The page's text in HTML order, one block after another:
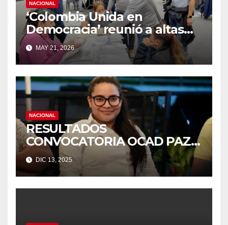
NACIONAL
‘Colombia Unida en
Democracia’ reunió a altas
cortes, académicos y
autoridades para debatir
sobre legitimidad y
transparencia electoral.
MAY 21, 2026
NACIONAL
RESULTADOS
CONVOCATORIA OCAD PAZ I
SUBREGIONES: CUENCA DEL
CAGUÁN Y PIEDEMONTE
CAQUETEÑO / PUTUMAYO
DIC 13, 2025